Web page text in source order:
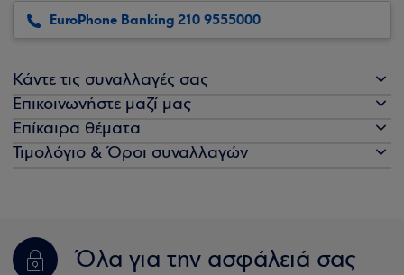
EuroPhone Banking 210 9555000
Κάντε τις συναλλαγές σας
Επικοινωνήστε μαζί μας
Επίκαιρα θέματα
Τιμολόγιο & Όροι συναλλαγών
Όλα για την ασφάλειά σας